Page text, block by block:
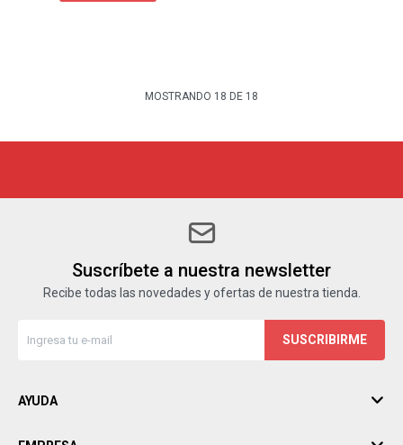
MOSTRANDO 18 DE 18
Suscríbete a nuestra newsletter
Recibe todas las novedades y ofertas de nuestra tienda.
SUSCRIBIRME
AYUDA